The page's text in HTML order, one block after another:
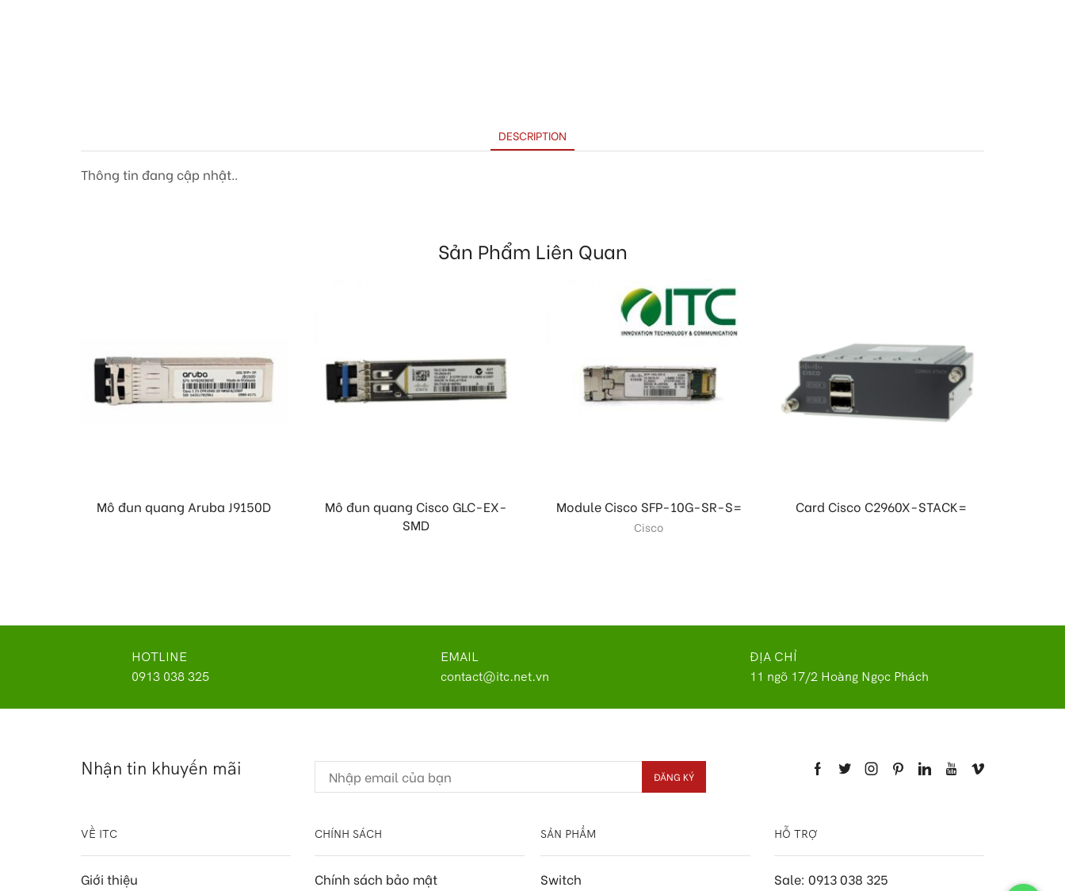
DESCRIPTION
Thông tin đang cập nhật..
Sản Phẩm Liên Quan
Mô đun quang Aruba J9150D
Mô đun quang Cisco GLC-EX-
SMD
Module Cisco SFP-10G-SR-S=
Cisco
Card Cisco C2960X-STACK=
HOTLINE
0913 038 325
EMAIL
contact@itc.net.vn
ĐỊA CHỈ
11 ngõ 17/2 Hoàng Ngọc Phách
Nhận tin khuyến mãi
VỀ ITC
Giới thiệu
CHÍNH SÁCH
Chính sách bảo mật
SẢN PHẨM
Switch
HỖ TRỢ
Sale: 0913 038 325